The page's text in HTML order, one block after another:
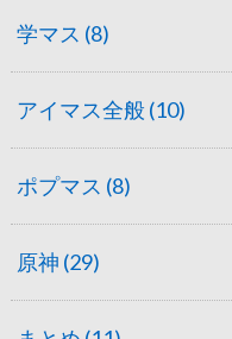
学マス (8)
アイマス全般 (10)
ポプマス (8)
原神 (29)